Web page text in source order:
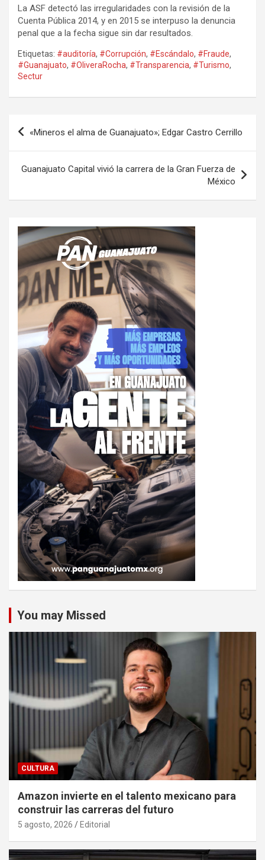
La ASF detectó las irregularidades con la revisión de la
Cuenta Pública 2014, y en 2015 se interpuso la denuncia
penal que a la fecha sigue sin dar resultados.
Etiquetas: #auditoría, #Corrupción, #Escándalo, #Fraude,
#Guanajuato, #OliveraRocha, #Transparencia, #Turismo,
Sectur
Navegación
«Mineros el alma de Guanajuato»; Edgar Castro Cerrillo
Guanajuato Capital vivió la carrera de la Gran Fuerza de
México
You may Missed
CULTURA
Amazon invierte en el talento mexicano para
construir las carreras del futuro
5 agosto, 2026 Editorial